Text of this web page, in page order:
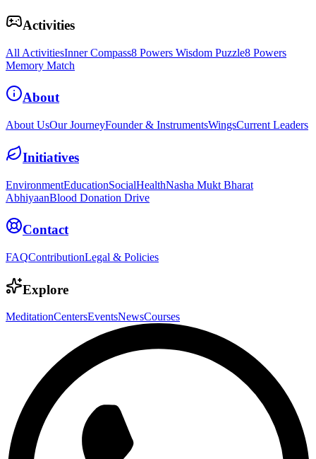
Activities
All ActivitiesInner Compass8 Powers Wisdom Puzzle8 Powers
Memory Match
About
About UsOur JourneyFounder & InstrumentsWingsCurrent Leaders
Initiatives
EnvironmentEducationSocialHealthNasha Mukt Bharat
AbhiyaanBlood Donation Drive
Contact
FAQContributionLegal & Policies
Explore
MeditationCentersEventsNewsCourses